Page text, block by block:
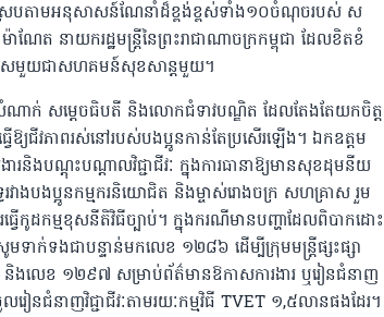
ស្របតាមអនុសាសន៍ណែនាំដ៏ខ្ពង់ខ្ពស់ទាំង១០ចំណុចរបស់ ស
ត នាយករដ្ឋមន្ត្រីនៃព្រះរាជាណាចក្រកម្ពុជា ដែលខិតខំ
រាសមួយជាសហគមន៍សុខសាន្តមួយ។
ណាក់ សម្តេចធិបតី និងលោកជំទាវបណ្ឌិត ដែលតែងតែយកចិត្ត
យជីវភាពរស់នៅរបស់បងប្អូនកាន់តែប្រសើរឡើង។ ឯកឧត្តម
ារនិងបណ្តុះបណ្តាលវិជ្ជាជីវៈ ក្នុងការធានាឱ្យមានសុខដុមនីយ
រវាងបងប្អូនកម្មករនិយោជិត និងម្ចាស់រោងចក្រ សហគ្រាស រួម
ធ្វើកូដកម្មខុសនីតិវិធីច្បាប់។ ក្នុងករណីមានបញ្ហាដែលពិបាកដោះ
ក់ទងជាបន្ទាន់មកលេខ ១២៨៦ ដើម្បីក្រុមមន្រ្តីផ្សះផ្សា
និងលេខ ១២៩៧ សម្រាប់ព័ត៌មានឱកាសការងារ ឬរៀនជំនាញ
លរៀនជំនាញវិជ្ជាជីវៈតាមរយៈកម្មវិធី TVET ១,៥លានផងដែរ។